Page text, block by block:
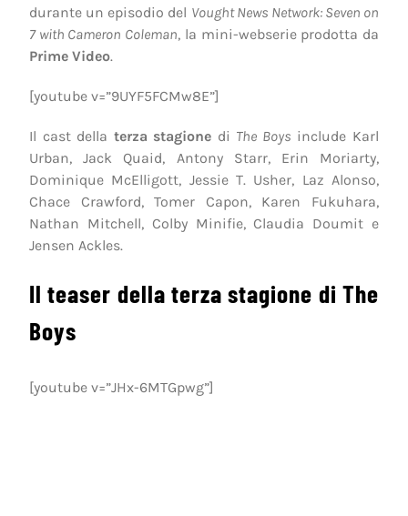
durante un episodio del Vought News Network: Seven on
7 with Cameron Coleman, la mini-webserie prodotta da
Prime Video.
[youtube v=”9UYF5FCMw8E”]
Il cast della terza stagione di The Boys include Karl
Urban, Jack Quaid, Antony Starr, Erin Moriarty,
Dominique McElligott, Jessie T. Usher, Laz Alonso,
Chace Crawford, Tomer Capon, Karen Fukuhara,
Nathan Mitchell, Colby Minifie, Claudia Doumit e
Jensen Ackles.
Il teaser della terza stagione di The
Boys
[youtube v=”JHx-6MTGpwg”]